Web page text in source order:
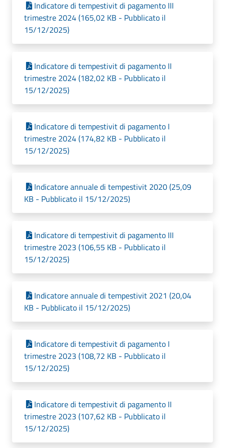
Indicatore di tempestivit di pagamento III
trimestre 2024 (165,02 KB - Pubblicato il
15/12/2025)
Indicatore di tempestivit di pagamento II
trimestre 2024 (182,02 KB - Pubblicato il
15/12/2025)
Indicatore di tempestivit di pagamento I
trimestre 2024 (174,82 KB - Pubblicato il
15/12/2025)
Indicatore annuale di tempestivit 2020 (25,09
KB - Pubblicato il 15/12/2025)
Indicatore di tempestivit di pagamento III
trimestre 2023 (106,55 KB - Pubblicato il
15/12/2025)
Indicatore annuale di tempestivit 2021 (20,04
KB - Pubblicato il 15/12/2025)
Indicatore di tempestivit di pagamento I
trimestre 2023 (108,72 KB - Pubblicato il
15/12/2025)
Indicatore di tempestivit di pagamento II
trimestre 2023 (107,62 KB - Pubblicato il
15/12/2025)